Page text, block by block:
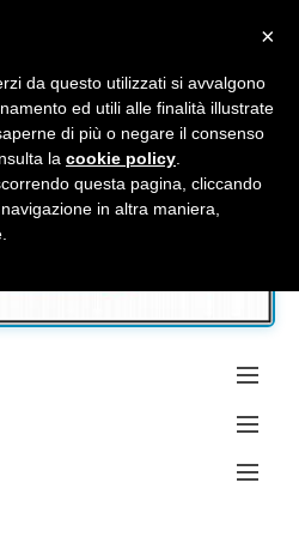
×
da questo utilizzati si avvalgono
ed utili alle finalità illustrate
di più o negare il consenso
la cookie policy
questa pagina, cliccando
in altra maniera,